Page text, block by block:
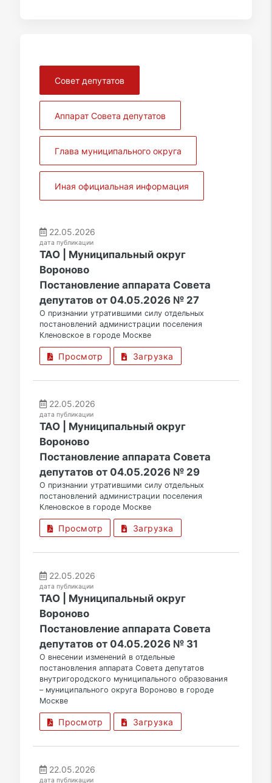
Совет депутатов
Аппарат Совета депутатов
Глава муниципального округа
Иная официальная информация
22.05.2026
дата публикации
ТАО | Муниципальный округ
Вороново
Постановление аппарата Совета
депутатов от 04.05.2026 № 27
О признании утратившими силу отдельных
постановлений администрации поселения
Кленовское в городе Москве
Просмотр Загрузка
22.05.2026
дата публикации
ТАО | Муниципальный округ
Вороново
Постановление аппарата Совета
депутатов от 04.05.2026 № 29
О признании утратившими силу отдельных
постановлений администрации поселения
Кленовское в городе Москве
Просмотр Загрузка
22.05.2026
дата публикации
ТАО | Муниципальный округ
Вороново
Постановление аппарата Совета
депутатов от 04.05.2026 № 31
О внесении изменений в отдельные
постановления аппарата Совета депутатов
внутригородского муниципального образования
– муниципального округа Вороново в городе
Москве
Просмотр Загрузка
22.05.2026
дата публикации